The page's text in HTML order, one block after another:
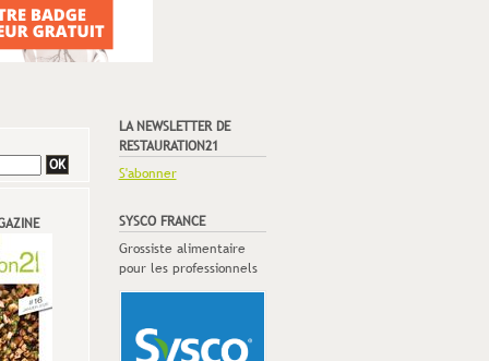
LA NEWSLETTER DE
RESTAURATION21
S'abonner
SYSCO FRANCE
Grossiste alimentaire
pour les professionnels